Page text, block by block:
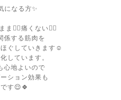
になる方✨
ま🙆‍♀️痛くない🙆‍♀️
係する筋肉を
ぐしていきます☺️
しています。
心地よいので
ション効果も
す😌🍀